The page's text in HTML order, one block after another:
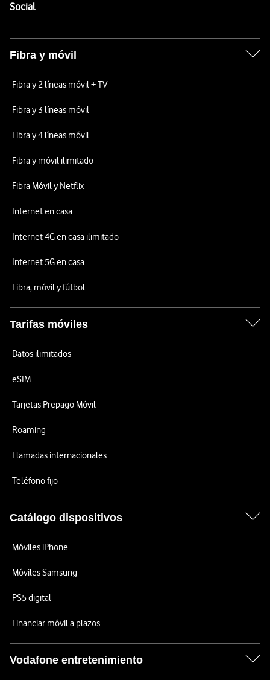
SocialEnlaces a las redes sociales de Vodafone
Fibra y móvil
Fibra y 2 líneas móvil + TV
Fibra y 3 líneas móvil
Fibra y 4 líneas móvil
Fibra y móvil ilimitado
Fibra Móvil y Netflix
Internet en casa
Internet 4G en casa ilimitado
Internet 5G en casa
Fibra, móvil y fútbol
Tarifas móviles
Datos ilimitados
eSIM
Tarjetas Prepago Móvil
Roaming
Llamadas internacionales
Teléfono fijo
Catálogo dispositivos
Móviles iPhone
Móviles Samsung
PS5 digital
Financiar móvil a plazos
Vodafone entretenimiento